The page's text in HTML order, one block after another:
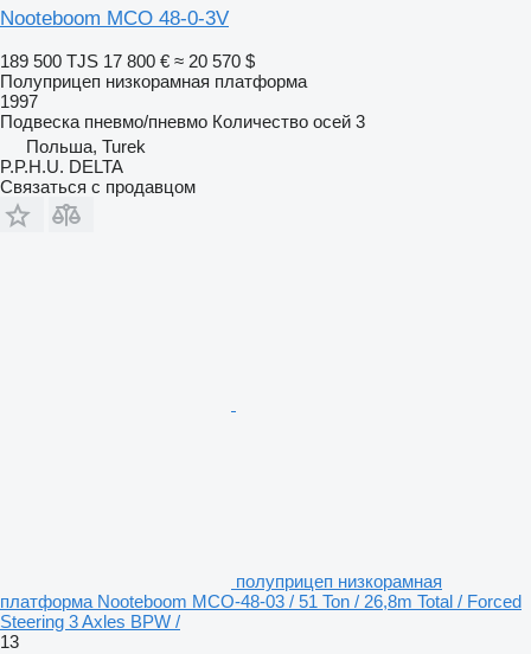
Nooteboom MCO 48-0-3V
189 500 TJS 17 800 € ≈ 20 570 $
Полуприцеп низкорамная платформа
1997
Подвеска пневмо/пневмо Количество осей 3
Польша, Turek
P.P.H.U. DELTA
Связаться с продавцом
полуприцеп низкорамная
платформа Nooteboom MCO-48-03 / 51 Ton / 26,8m Total / Forced
Steering 3 Axles BPW /
13